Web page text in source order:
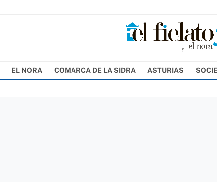
EL NORA COMARCA DE LA SIDRA ASTURIAS